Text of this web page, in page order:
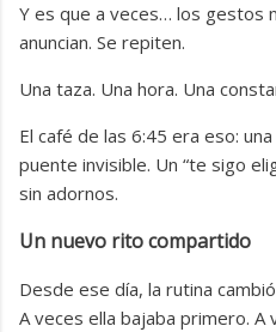
Y es que a veces… los gestos
anuncian. Se repiten.
Una taza. Una hora. Una
El café de las 6:45 era eso:
puente invisible. Un “te sigo
sin adornos.
Un nuevo rito compartido
Desde ese día, la rutina
A veces ella bajaba primero. A